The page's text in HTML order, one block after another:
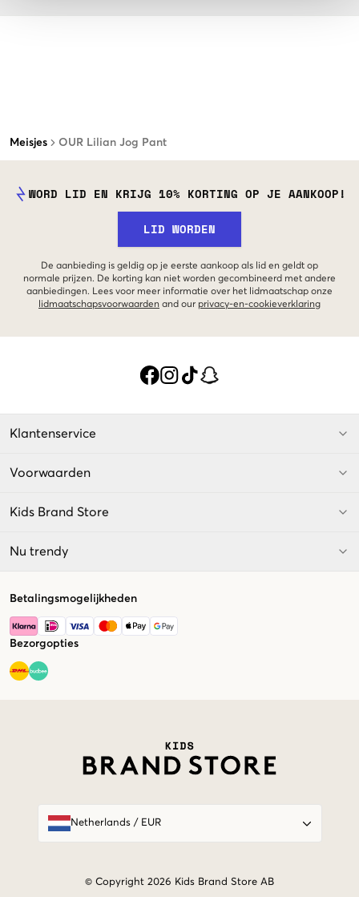
Meisjes OUR Lilian Jog Pant
WORD LID EN KRIJG 10% KORTING OP JE AANKOOP!
LID WORDEN
De aanbieding is geldig op je eerste aankoop als lid en geldt op
normale prijzen. De korting kan niet worden gecombineerd met andere
aanbiedingen. Lees voor meer informatie over het lidmaatschap onze
lidmaatschapsvoorwaarden and our privacy-en-cookieverklaring
Klantenservice
Voorwaarden
Kids Brand Store
Nu trendy
Betalingsmogelijkheden
Bezorgopties
Netherlands/ EUR
© Copyright 2026 Kids Brand Store AB